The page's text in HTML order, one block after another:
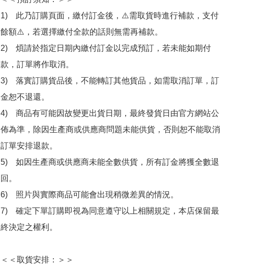
1)　此乃訂購頁面，繳付訂金後，⚠️需取貨時進行補款，支付
餘額⚠️，若選擇繳付全款的話則無需再補款。
2)　煩請於指定日期內繳付訂金以完成預訂，若未能如期付
款，訂單將作取消。
3)　落實訂購貨品後，不能轉訂其他貨品，如需取消訂單，訂
金恕不退還。
4)　商品有可能因故變更出貨日期，最終發貨日由官方網站公
佈為準，除因生產商或供應商問題未能供貨，否則恕不能取消
訂單安排退款。
5)　如因生產商或供應商未能全數供貨，所有訂金將獲全數退
回。
6)　照片與實際商品可能會出現稍微差異的情況。
7)　確定下單訂購即視為同意遵守以上相關規定，本店保留最
終決定之權利。
＜＜取貨安排：＞＞